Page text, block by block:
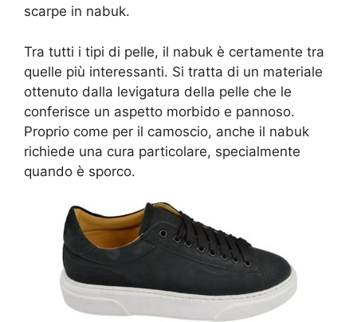
scarpe in nabuk.
Tra tutti i tipi di pelle, il nabuk è certamente tra
quelle più interessanti. Si tratta di un materiale
ottenuto dalla levigatura della pelle che le
conferisce un aspetto morbido e pannoso.
Proprio come per il camoscio, anche il nabuk
richiede una cura particolare, specialmente
quando è sporco.